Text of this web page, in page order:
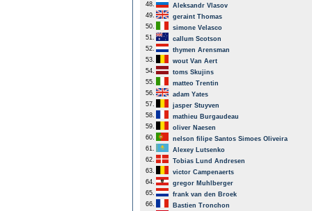
48.
Aleksandr Vlasov
49.
geraint Thomas
50.
simone Velasco
51.
callum Scotson
52.
thymen Arensman
53.
wout Van Aert
54.
toms Skujins
55.
matteo Trentin
56.
adam Yates
57.
jasper Stuyven
58.
mathieu Burgaudeau
59.
oliver Naesen
60.
nelson filipe Santos Simoes Oliveira
61.
Alexey Lutsenko
62.
Tobias Lund Andresen
63.
victor Campenaerts
64.
gregor Muhlberger
65.
frank van den Broek
66.
Bastien Tronchon